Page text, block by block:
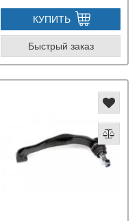
КУПИТЬ
Быстрый заказ